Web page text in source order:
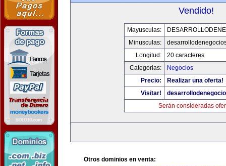
Vendido!
Mayusculas:
Minusculas:
Longitud:
20 caracteres
Categorias:
Negocios
Precio:
Realizar una oferta!
Visitar!
Serán consideradas
Otros dominios en venta: